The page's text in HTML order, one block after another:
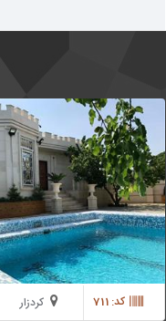
1000 متر باغ ویلا در شهریار
130 متر بنای لوکس به همراه
سند تک برگ واقع در منطقه ای
سکونت دائم در شهریار
کد: 711 کردزار